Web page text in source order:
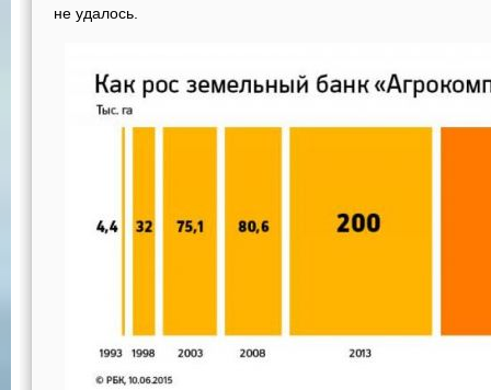
не удалось.